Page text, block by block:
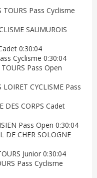
TOURS Pass Cyclisme
SAUMUROIS
0:30:04
Cyclisme 0:30:04
Pass Open
CYCLISME Pass
DES CORPS Cadet
Pass Open 0:30:04
DE CHER SOLOGNE
Junior 0:30:04
Pass Cyclisme